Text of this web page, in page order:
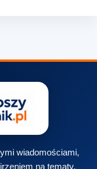
wiadomościami,
na tematy,